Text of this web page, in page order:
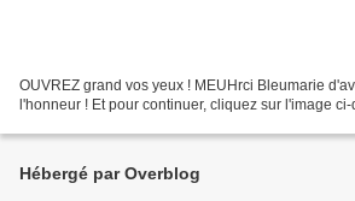
OUVREZ grand vos yeux ! MEUHrci Bleumarie
l'honneur ! Et pour continuer, cliquez sur l'image ci-
Hébergé par Overblog